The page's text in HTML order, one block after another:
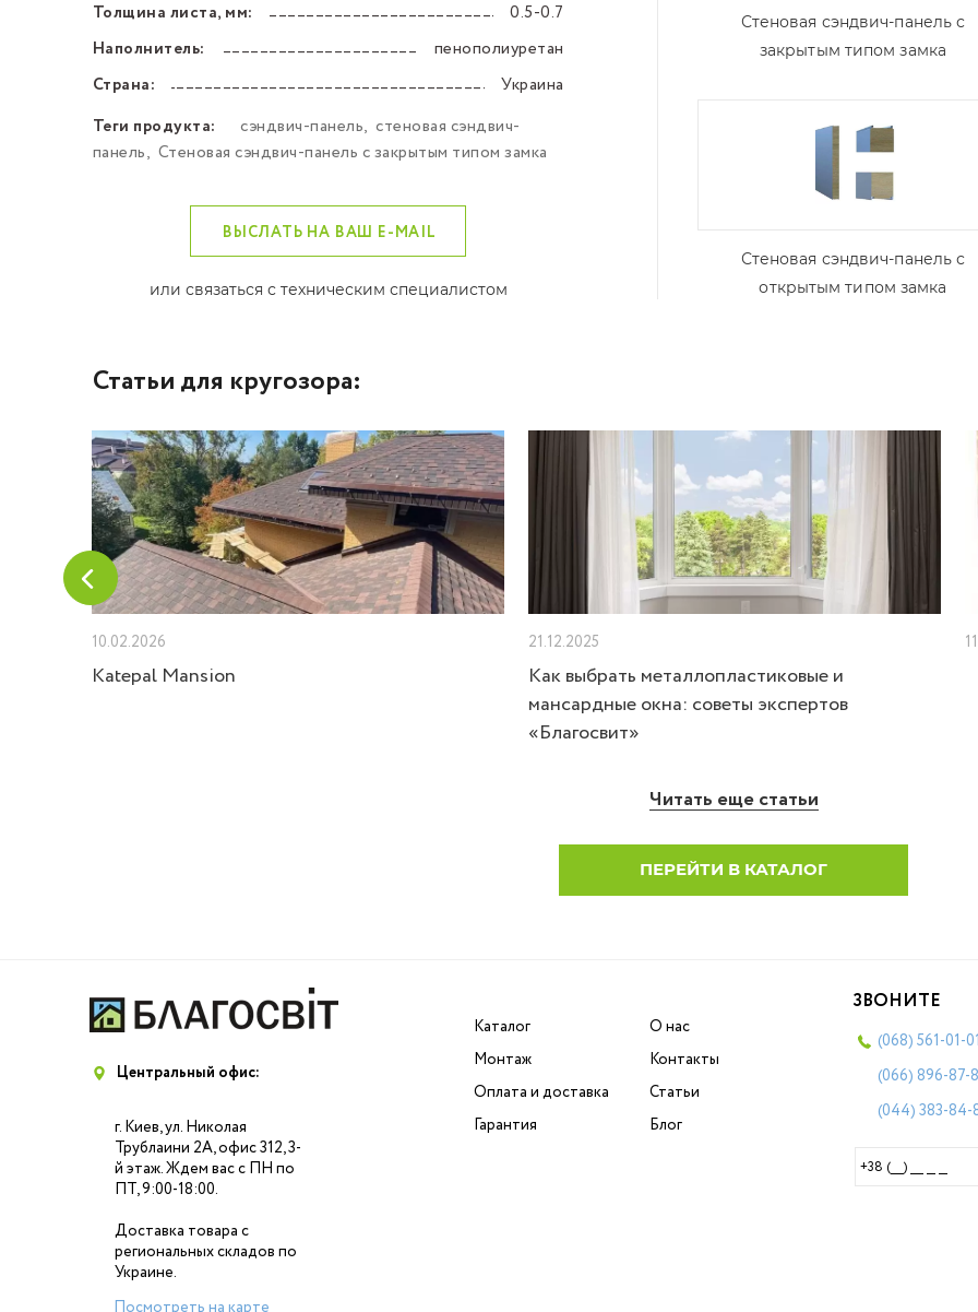
Толщина листа, мм:
––––––––––––––––––––––––––––––––––––––––––––– 0.5-0.7
Наполнитель:
–––––––––––––––––––––––––––––––––––––––––––––
пенополиуретан
Страна:
–––––––––––––––––––––––––––––––––––––––––––––Украина
Теги продукта:
сэндвич-панель, стеновая сэндвич-
панель, Стеновая сэндвич-панель с закрытым типом замка
ВЫСЛАТЬ НА ВАШ E-MAIL
или связаться с техническим специалистом
Стеновая сэндвич-панель с
закрытым типом замка
Стеновая сэндвич-панель с
открытым типом замка
Статьи для кругозора:
10.02.2026
Katepal Mansion
21.12.2025
Как выбрать металлопластиковые и
мансардные окна: советы экспертов
«Благосвит»
Читать еще статьи
ПЕРЕЙТИ В КАТАЛОГ
Центральный офис:
г. Киев, ул. Николая
Трублаини 2А, офис 312, 3-
й этаж. Ждем вас с ПН по
ПТ, 9:00-18:00.
Доставка товара с
региональных складов по
Украине.
Посмотреть на карте
Каталог
Монтаж
Оплата и доставка
Гарантия
О нас
Контакты
Статьи
Блог
ЗВОНИТЕ
(068) 561-01-01
(066) 896-87-
(044) 383-84-